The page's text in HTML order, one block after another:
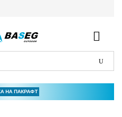
НА ПАКРАФТ